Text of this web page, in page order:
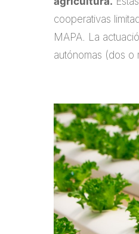
cooperativas
MAPA. La
autónomas (dos o